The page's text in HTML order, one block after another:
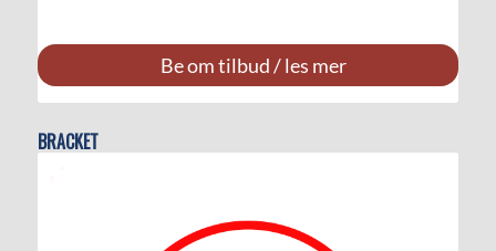
Be om tilbud / les mer
BRACKET